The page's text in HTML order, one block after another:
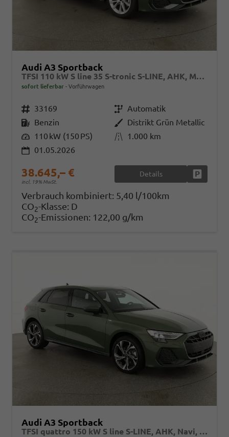
Audi A3 Sportback
TFSI 110 kW S line 35 S-tronic S-LINE, AHK, Matrix, Navi, el. Klappe, Kamera, Winter, 3 J.-Garantie
sofort lieferbar Vorführwagen
Fahrzeugnr. 33169 GetriebeAutomatik
Kraftstoff Benzin AußenfarbeDistrikt Grün Metallic
Leistung 110 kW (150 PS) Kilometerstand 1.000 km
01.05.2026
38.645,– €
incl. 19% MwSt.
Details
Verbrauch kombiniert: 5,40 l/100km
CO2-Klasse: D
CO2-Emissionen: 122,00 g/km
Audi A3 Sportback
TFSI quattro 150 kW S line S-LINE, AHK, Navi, el. Klappe, Sound, Winter, 18-Zoll, 3-J. Garantie